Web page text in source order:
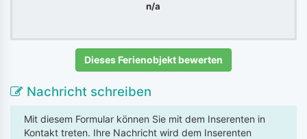
n/a
Dieses Ferienobjekt bewerten
Nachricht schreiben
Mit diesem Formular können Sie mit dem Inserenten in
Kontakt treten. Ihre Nachricht wird dem Inserenten